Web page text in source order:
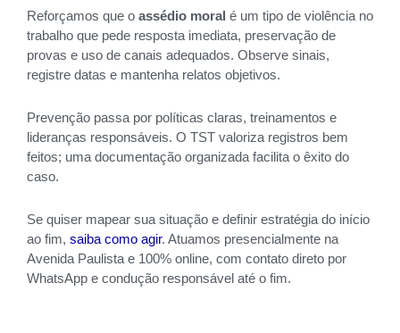
Reforçamos que o assédio moral é um tipo de violência no
trabalho que pede resposta imediata, preservação de
provas e uso de canais adequados. Observe sinais,
registre datas e mantenha relatos objetivos.
Prevenção passa por políticas claras, treinamentos e
lideranças responsáveis. O TST valoriza registros bem
feitos; uma documentação organizada facilita o êxito do
caso.
Se quiser mapear sua situação e definir estratégia do início
ao fim, saiba como agir. Atuamos presencialmente na
Avenida Paulista e 100% online, com contato direto por
WhatsApp e condução responsável até o fim.